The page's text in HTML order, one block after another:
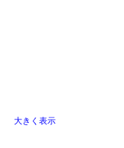
大きく表示